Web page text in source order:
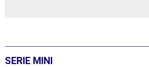
SERIE MINI